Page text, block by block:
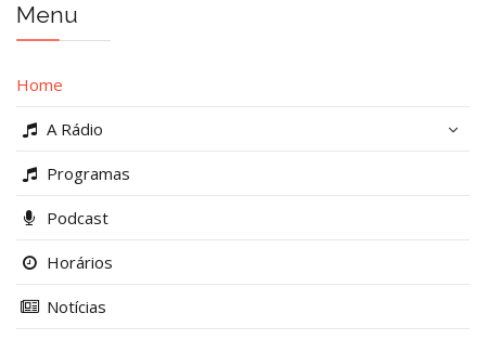
Menu
Home
A Rádio
Programas
Podcast
Horários
Notícias